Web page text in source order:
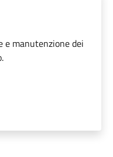
e manutenzione dei